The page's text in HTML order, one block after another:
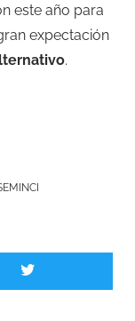
este año para
expectación
.